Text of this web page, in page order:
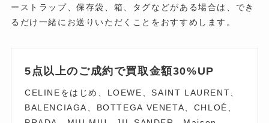
ーストラップ、保存袋、箱、タグなどがある場合は、でき
るだけ一緒にお送りいただくことをおすすめします。
5点以上のご成約で買取金額30%UP
CELINEをはじめ、LOEWE、SAINT LAURENT、
BALENCIAGA、BOTTEGA VENETA、CHLOÉ、